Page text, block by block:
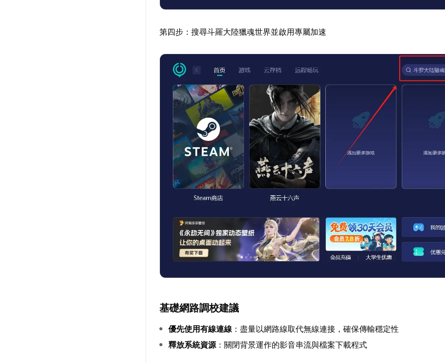
第四步：搜尋斗羅大陸獵魂世界並啟用專屬加速
基礎網路調校建議
優先使用有線連線 ：盡量以網路線取代無線連接，確保傳輸穩定性
釋放系統資源：關閉背景運作的影音串流與檔案下載程式